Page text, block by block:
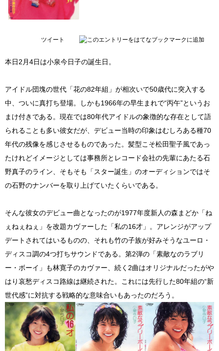
ツイート
本日2月4日は小泉今日子の誕生日。
アイドル団塊の世代「花の82年組」が相次いで50歳代に突入する
中、ついに真打ち登場。しかも1966年の早生まれで“丙午”というお
まけ付きである。現在では80年代アイドルの象徴的な存在として語
られることも多い彼女だが、デビュー当時の印象はむしろある種70
年代の残像を感じさせるものであった。髪型こそ松田聖子風であっ
たけれどイメージとしては事務所とレコード会社の先輩にあたる石
野真子のライン、そもそも「スター誕生」のオーディションではそ
の石野のナンバーを取り上げていたくらいである。
そんな彼女のデビュー曲となったのが1977年度新人の森まどか「ね
ぇねぇねぇ」を改題カヴァーした「私の16才」。アレンジがアップ
デートされてはいるものの、それも竹の子族が好みそうなユーロ・
ディスコ調の4つ打ちサウンドである。第2弾の「素敵なのラブリ
ー・ボーイ」も林寛子のカヴァー、続く2曲はオリジナルだったがや
はり哀愁ディスコ路線は継続された。これには先行した80年組の“新
世代感”に対抗する戦略的な意味合いもあったのだろう。